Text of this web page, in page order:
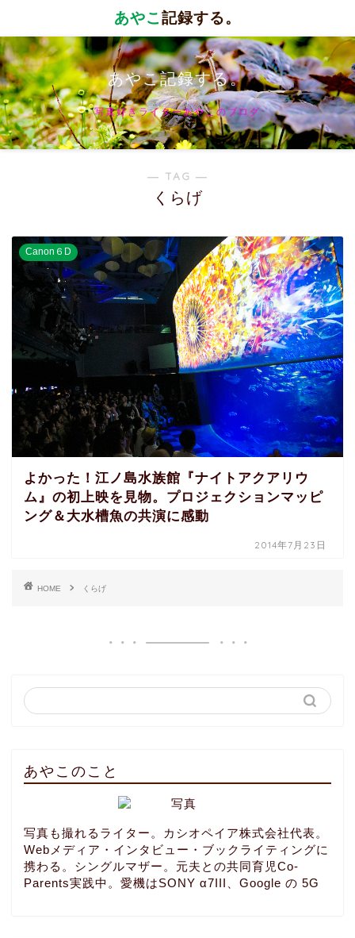
あやこ記録する。
あやこ記録する。
写真好きライターあやこのブログ
― TAG ―
くらげ
Canon６D
よかった！江ノ島水族館『ナイトアクアリウ
ム』の初上映を見物。プロジェクションマッピ
ング＆大水槽魚の共演に感動
2014年7月23日
HOME くらげ
あやこのこと
写真も撮れるライター。カシオペイア株式会社代表。
Webメディア・インタビュー・ブックライティングに
携わる。シングルマザー。元夫との共同育児Co-
Parents実践中。愛機はSONY α7III、Google の 5G